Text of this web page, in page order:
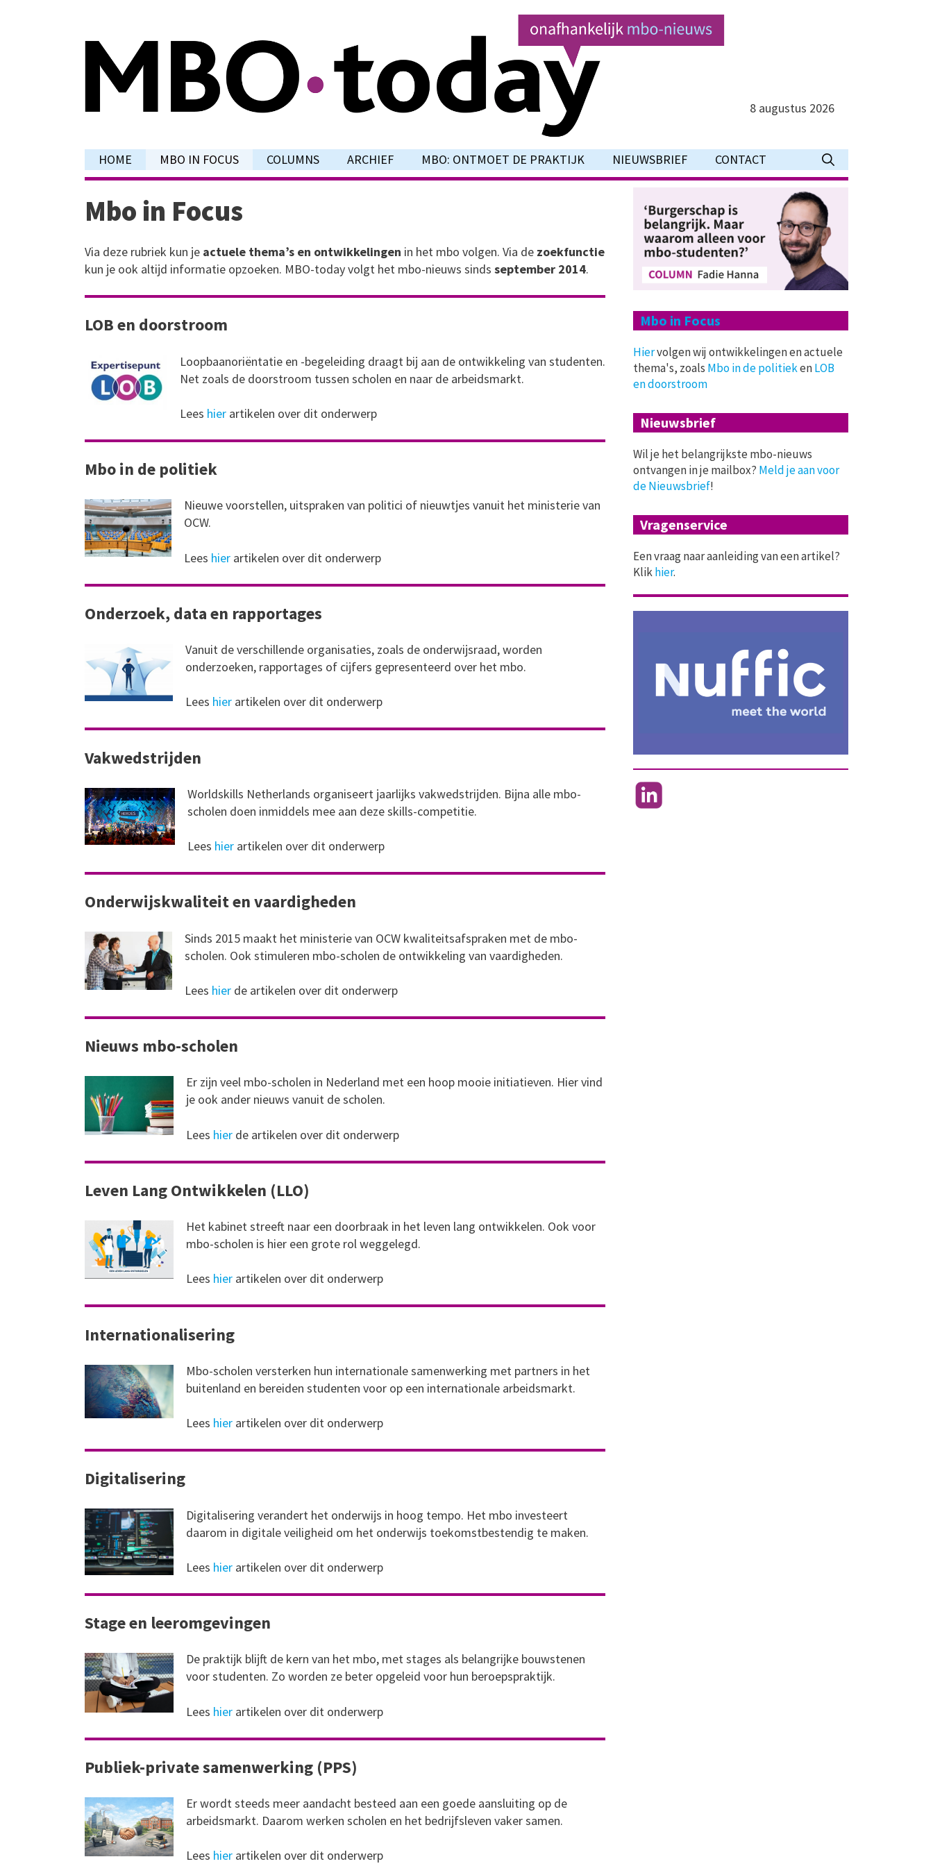
8 augustus 2026
HOME MBO IN FOCUS COLUMNS ARCHIEF MBO: ONTMOET DE PRAKTIJK NIEUWSBRIEF CONTACT
Mbo in Focus
Via deze rubriek kun je actuele thema’s en ontwikkelingen in het mbo volgen. Via de zoekfunctie
kun je ook altijd informatie opzoeken. MBO-today volgt het mbo-nieuws sinds september 2014.
LOB en doorstroom
Loopbaanoriëntatie en -begeleiding draagt bij aan de ontwikkeling van studenten.
Net zoals de doorstroom tussen scholen en naar de arbeidsmarkt.
Lees hier artikelen over dit onderwerp
Mbo in de politiek
Nieuwe voorstellen, uitspraken van politici of nieuwtjes vanuit het ministerie van
OCW.
Lees hier artikelen over dit onderwerp
Onderzoek, data en rapportages
Vanuit de verschillende organisaties, zoals de onderwijsraad, worden
onderzoeken, rapportages of cijfers gepresenteerd over het mbo.
Lees hier artikelen over dit onderwerp
Vakwedstrijden
Worldskills Netherlands organiseert jaarlijks vakwedstrijden. Bijna alle mbo-
scholen doen inmiddels mee aan deze skills-competitie.
Lees hier artikelen over dit onderwerp
Onderwijskwaliteit en vaardigheden
Sinds 2015 maakt het ministerie van OCW kwaliteitsafspraken met de mbo-
scholen. Ook stimuleren mbo-scholen de ontwikkeling van vaardigheden.
Lees hier de artikelen over dit onderwerp
Nieuws mbo-scholen
Er zijn veel mbo-scholen in Nederland met een hoop mooie initiatieven. Hier vind
je ook ander nieuws vanuit de scholen.
Lees hier de artikelen over dit onderwerp
Leven Lang Ontwikkelen (LLO)
Het kabinet streeft naar een doorbraak in het leven lang ontwikkelen. Ook voor
mbo-scholen is hier een grote rol weggelegd.
Lees hier artikelen over dit onderwerp
Internationalisering
Mbo-scholen versterken hun internationale samenwerking met partners in het
buitenland en bereiden studenten voor op een internationale arbeidsmarkt.
Lees hier artikelen over dit onderwerp
Digitalisering
Digitalisering verandert het onderwijs in hoog tempo. Het mbo investeert
daarom in digitale veiligheid om het onderwijs toekomstbestendig te maken.
Lees hier artikelen over dit onderwerp
Stage en leeromgevingen
De praktijk blijft de kern van het mbo, met stages als belangrijke bouwstenen
voor studenten. Zo worden ze beter opgeleid voor hun beroepspraktijk.
Lees hier artikelen over dit onderwerp
Publiek-private samenwerking (PPS)
Er wordt steeds meer aandacht besteed aan een goede aansluiting op de
arbeidsmarkt. Daarom werken scholen en het bedrijfsleven vaker samen.
Lees hier artikelen over dit onderwerp
Mbo in Focus
Hiervolgen wij ontwikkelingen en actuele
thema's, zoals Mbo in de politiekenLOB
en doorstroom
Nieuwsbrief
Wil je het belangrijkste mbo-nieuws
ontvangen in je mailbox? Meld je aan voor
de Nieuwsbrief!
Vragenservice
Een vraag naar aanleiding van een artikel?
Klikhier.